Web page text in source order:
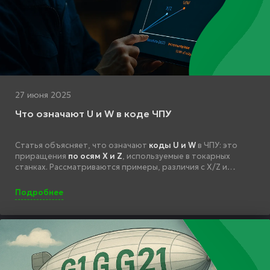
27 июня 2025
Что означают U и W в коде ЧПУ
Статья объясняет, что означают коды U и W в ЧПУ: это
приращения по осям X и Z, используемые в токарных
станках. Рассматриваются примеры, различия с X/Z и
Подробнее